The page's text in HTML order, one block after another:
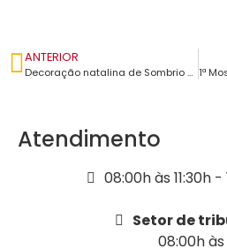
ANTERIOR
Decoração natalina de Sombrio está em fase de finalização
Atendimento
08:00h às 11:30h -
Setor de
08:00h às